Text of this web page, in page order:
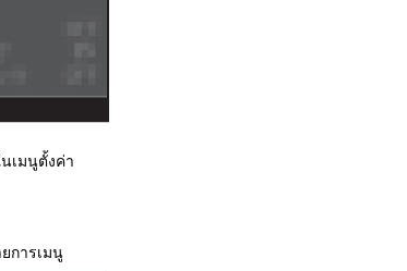
เมนูตั้งค่า
การเมนู